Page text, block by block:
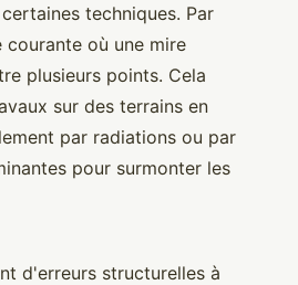
techniques. Par
où une mire
plusieurs points. Cela
sur des terrains en
par radiations ou par
pour surmonter les
d'erreurs structurelles à